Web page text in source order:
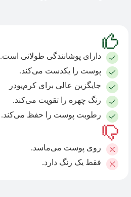
دارای پوشانندگی طولانی است.
پوست را یکدست می‌کند.
جایگزین عالی برای کرم‌پودر
رنگ چهره را تقویت می‌کند.
رطوبت پوست را حفظ می‌کند.
روی پوست می‌ماسد.
فقط یک رنگ دارد.